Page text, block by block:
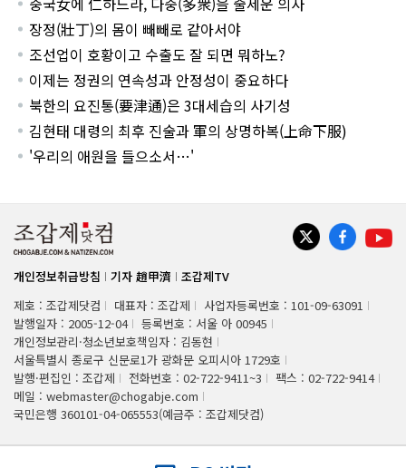
장정(壯丁)의 몸이 빼빼로 같아서야
조선업이 호황이고 수출도 잘 되면 뭐하노?
이제는 정권의 연속성과 안정성이 중요하다
북한의 요진통(要津通)은 3대세습의 사기성
김현태 대령의 최후 진술과 軍의 상명하복(上命下服)
'우리의 애원을 들으소서…'
개인정보취급방침 기자 趙甲濟
조갑제TV
제호 : 조갑제닷컴
대표자 : 조갑제
사업자등록번호 : 101-09-63091
발행일자 : 2005-12-04
등록번호 : 서울 아 00945
개인정보관리·청소년보호책임자 : 김동현
서울특별시 종로구 신문로1가 광화문 오피시아 1729호
발행·편집인 : 조갑제
전화번호 : 02-722-9411~3
팩스 : 02-722-9414
메일 : webmaster@chogabje.com
국민은행 360101-04-065553(예금주 : 조갑제닷컴)